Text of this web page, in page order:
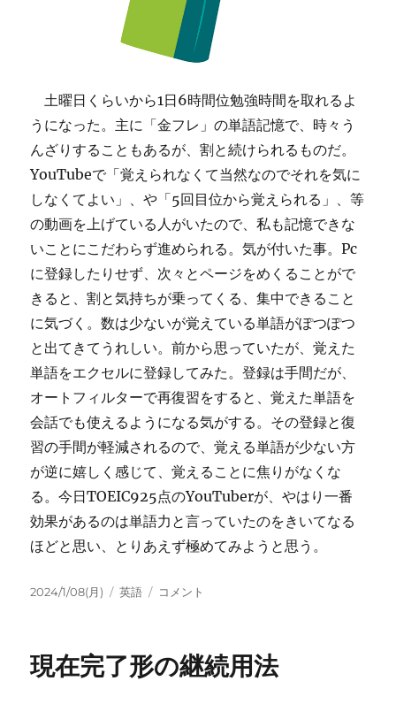
土曜日くらいから1日6時間位勉強時間を取れるよ
うになった。主に「金フレ」の単語記憶で、時々う
んざりすることもあるが、割と続けられるものだ。
YouTubeで「覚えられなくて当然なのでそれを気に
しなくてよい」、や「5回目位から覚えられる」、等
の動画を上げている人がいたので、私も記憶できな
いことにこだわらず進められる。気が付いた事。Pc
に登録したりせず、次々とページをめくることがで
きると、割と気持ちが乗ってくる、集中できること
に気づく。数は少ないが覚えている単語がぽつぽつ
と出てきてうれしい。前から思っていたが、覚えた
単語をエクセルに登録してみた。登録は手間だが、
オートフィルターで再復習をすると、覚えた単語を
会話でも使えるようになる気がする。その登録と復
習の手間が軽減されるので、覚える単語が少ない方
が逆に嬉しく感じて、覚えることに焦りがなくな
る。今日TOEIC925点のYouTuberが、やはり一番
効果があるのは単語力と言っていたのをきいてなる
ほどと思い、とりあえず極めてみようと思う。
投
2024/1/08(月)
カ
ー
英語
単
に
コメント
現在完了形の継続用法